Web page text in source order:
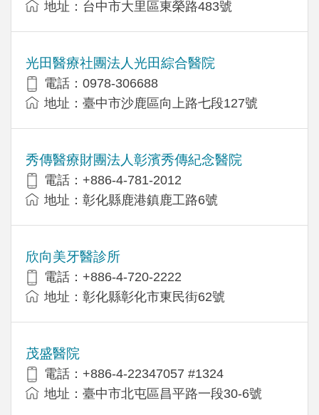
地址：台中市大里區東榮路483號
光田醫療社團法人光田綜合醫院
電話：0978-306688
地址：臺中市沙鹿區向上路七段127號
秀傳醫療財團法人彰濱秀傳紀念醫院
電話：+886-4-781-2012
地址：彰化縣鹿港鎮鹿工路6號
欣向美牙醫診所
電話：+886-4-720-2222
地址：彰化縣彰化市東民街62號
茂盛醫院
電話：+886-4-22347057 #1324
地址：臺中市北屯區昌平路一段30-6號